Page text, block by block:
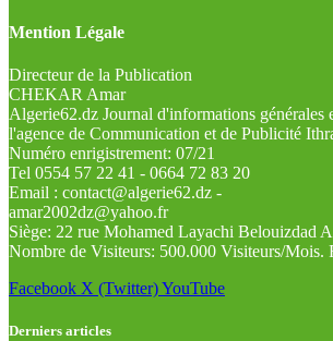
Mention Légale
Directeur de la Publication
CHEKAR Amar
Algerie62.dz Journal d'informations générales
l'agence de Communication et de Publicité
Numéro enrigistrement: 07/21
Tel 0554 57 22 41 - 0664 72 83 20
Email : contact@algerie62.dz -
amar2002dz@yahoo.fr
Siège: 22 rue Mohamed Layachi Belouizdad
Nombre de Visiteurs: 500.000 Visiteurs/Mois.
Facebook X (Twitter)YouTube
Derniers articles